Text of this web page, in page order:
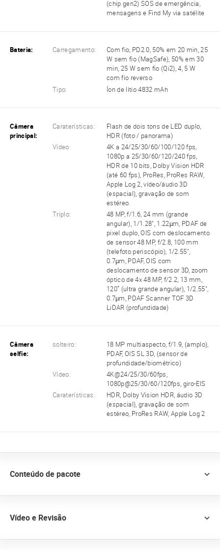
(chip gen2) SOS de emergência,
mensagens e Find My via satélite
Bateria: Carregamento:
Com fio, PD2.0, 50% em 20 min, 25
W sem fio (MagSafe), 50% em 30
min, 25 W sem fio (Qi2), 4, 5 W
com fio reverso
Tipo:
Íon de lítio 4832 mAh
Câmera
principal:
Caraterísticas:
Flash de dois tons de LED duplo,
HDR (foto / panorama)
Vídeo:
4K a 24/25/30/60/100/120 fps,
1080p a 25/30/60/120/240 fps,
HDR de 10 bits, Dolby Vision HDR
(até 60 fps), ProRes, ProRes RAW,
Apple Log 2, vídeo/áudio 3D
(espacial), gravação de som
estéreo.
Triplo:
48 MP, f/1.6, 24 mm (grande
angular), 1/1.28", 1.22µm, PDAF de
pixel duplo, OIS com deslocamento
de sensor 48 MP, f/2.8, 100 mm
(telefoto periscópio), 1/2.55",
0.7µm, PDAF, OIS com
deslocamento de sensor 3D, zoom
óptico de 4x 48 MP, f/2.2, 13 mm,
120˚ (ultra grande angular), 1/2.55",
0.7µm, PDAF Scanner TOF 3D
LiDAR (profundidade)
Câmera
selfie:
solteiro:
18 MP multiaspecto, f/1.9, (amplo),
PDAF, OIS SL 3D, (sensor de
profundidade/biométrico)
Vídeo:
4K@24/25/30/60fps,
1080p@25/30/60/120fps, giro-EIS
Caraterísticas:
HDR, Dolby Vision HDR, áudio 3D
(espacial), gravação de som
estéreo, ProRes RAW, Apple Log 2
Conteúdo de pacote
Vídeo e Revisão